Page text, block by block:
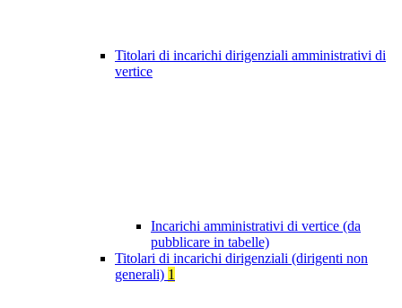
Titolari di incarichi dirigenziali amministrativi di
vertice
Incarichi amministrativi di vertice (da
pubblicare in tabelle)
Titolari di incarichi dirigenziali (dirigenti non
generali) 1